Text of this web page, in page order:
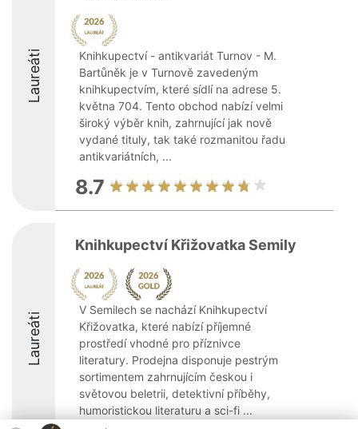
Laureáti
Knihkupectví - antikvariát Turnov - M.
Bartůněk je v Turnově zavedeným
knihkupectvím, které sídlí na adrese 5.
května 704. Tento obchod nabízí velmi
široký výběr knih, zahrnující jak nově
vydané tituly, tak také rozmanitou řadu
antikvariátních, ...
8.7
Laureáti
Knihkupectví Křižovatka Semily
V Semilech se nachází Knihkupectví
Křižovatka, které nabízí příjemné
prostředí vhodné pro příznivce
literatury. Prodejna disponuje pestrým
sortimentem zahrnujícím českou i
světovou beletrii, detektivní příběhy,
humoristickou literaturu a sci-fi ...